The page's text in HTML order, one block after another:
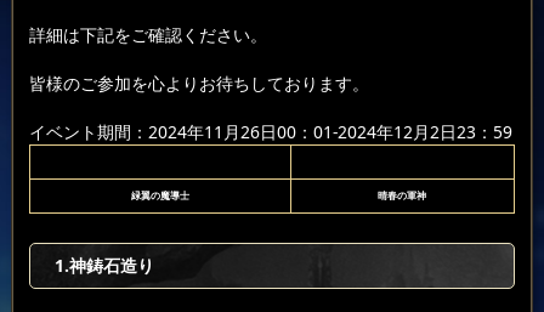
詳細は下記をご確認ください。
皆様のご参加を心よりお待ちしております。
イベント期間：2024年11月26日00：01-2024年12月2日23：59
緑翼の魔導士 晴春の軍神
1.神鋳石造り